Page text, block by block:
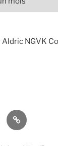
Aldric NGVK
Contact